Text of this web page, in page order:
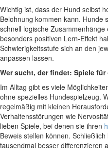
Wichtig ist, dass der Hund selbst
Belohnung kommen kann. Hunde
schnell logische
besonders positiven Lern-Effekt
Schwierigkeitsstufe sich an den
anpassen lassen.
Wer sucht, der findet: Spiele
Im Alltag gibt es viele
ohne spezielles Hundespielzeug.
regelmäßig mit kleinen
Verhaltensstörungen wie
lieben Spiele, bei denen sie ihren
Beweis stellen können.
tausendmal besser differenzieren